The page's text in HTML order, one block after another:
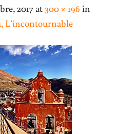
2017at 300 × 196 in
L’incontournable